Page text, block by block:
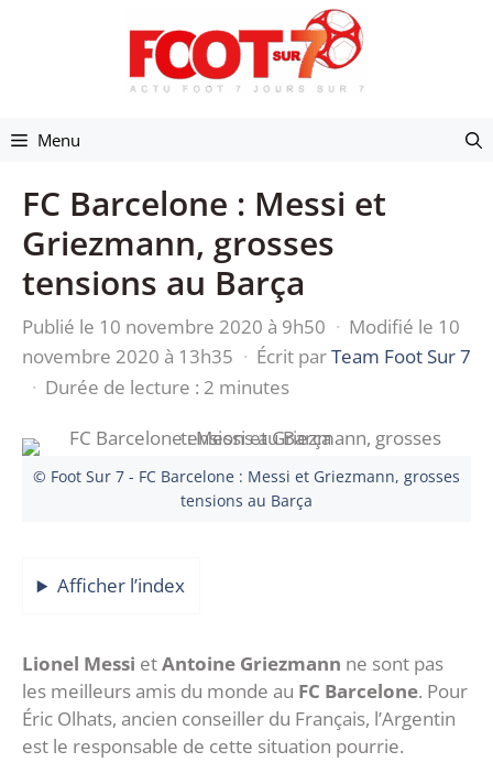
Menu
FC Barcelone : Messi et
Griezmann, grosses
tensions au Barça
Publié le 10 novembre 2020 à 9h50 · Modifié le 10
novembre 2020 à 13h35 · Écrit parTeam Foot Sur 7
· Durée de lecture : 2 minutes
© Foot Sur 7 - FC Barcelone : Messi et Griezmann, grosses
tensions au Barça
Afficher l’index
Lionel Messi etAntoine Griezmann ne sont pas
les meilleurs amis du monde au FC Barcelone. Pour
Éric Olhats, ancien conseiller du Français, l’Argentin
est le responsable de cette situation pourrie.